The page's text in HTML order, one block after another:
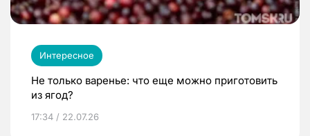
Интересное
Не только варенье: что еще можно приготовить
из ягод?
17:34 / 22.07.26